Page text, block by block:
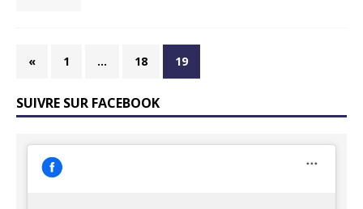
« 1 … 18 19
SUIVRE SUR FACEBOOK